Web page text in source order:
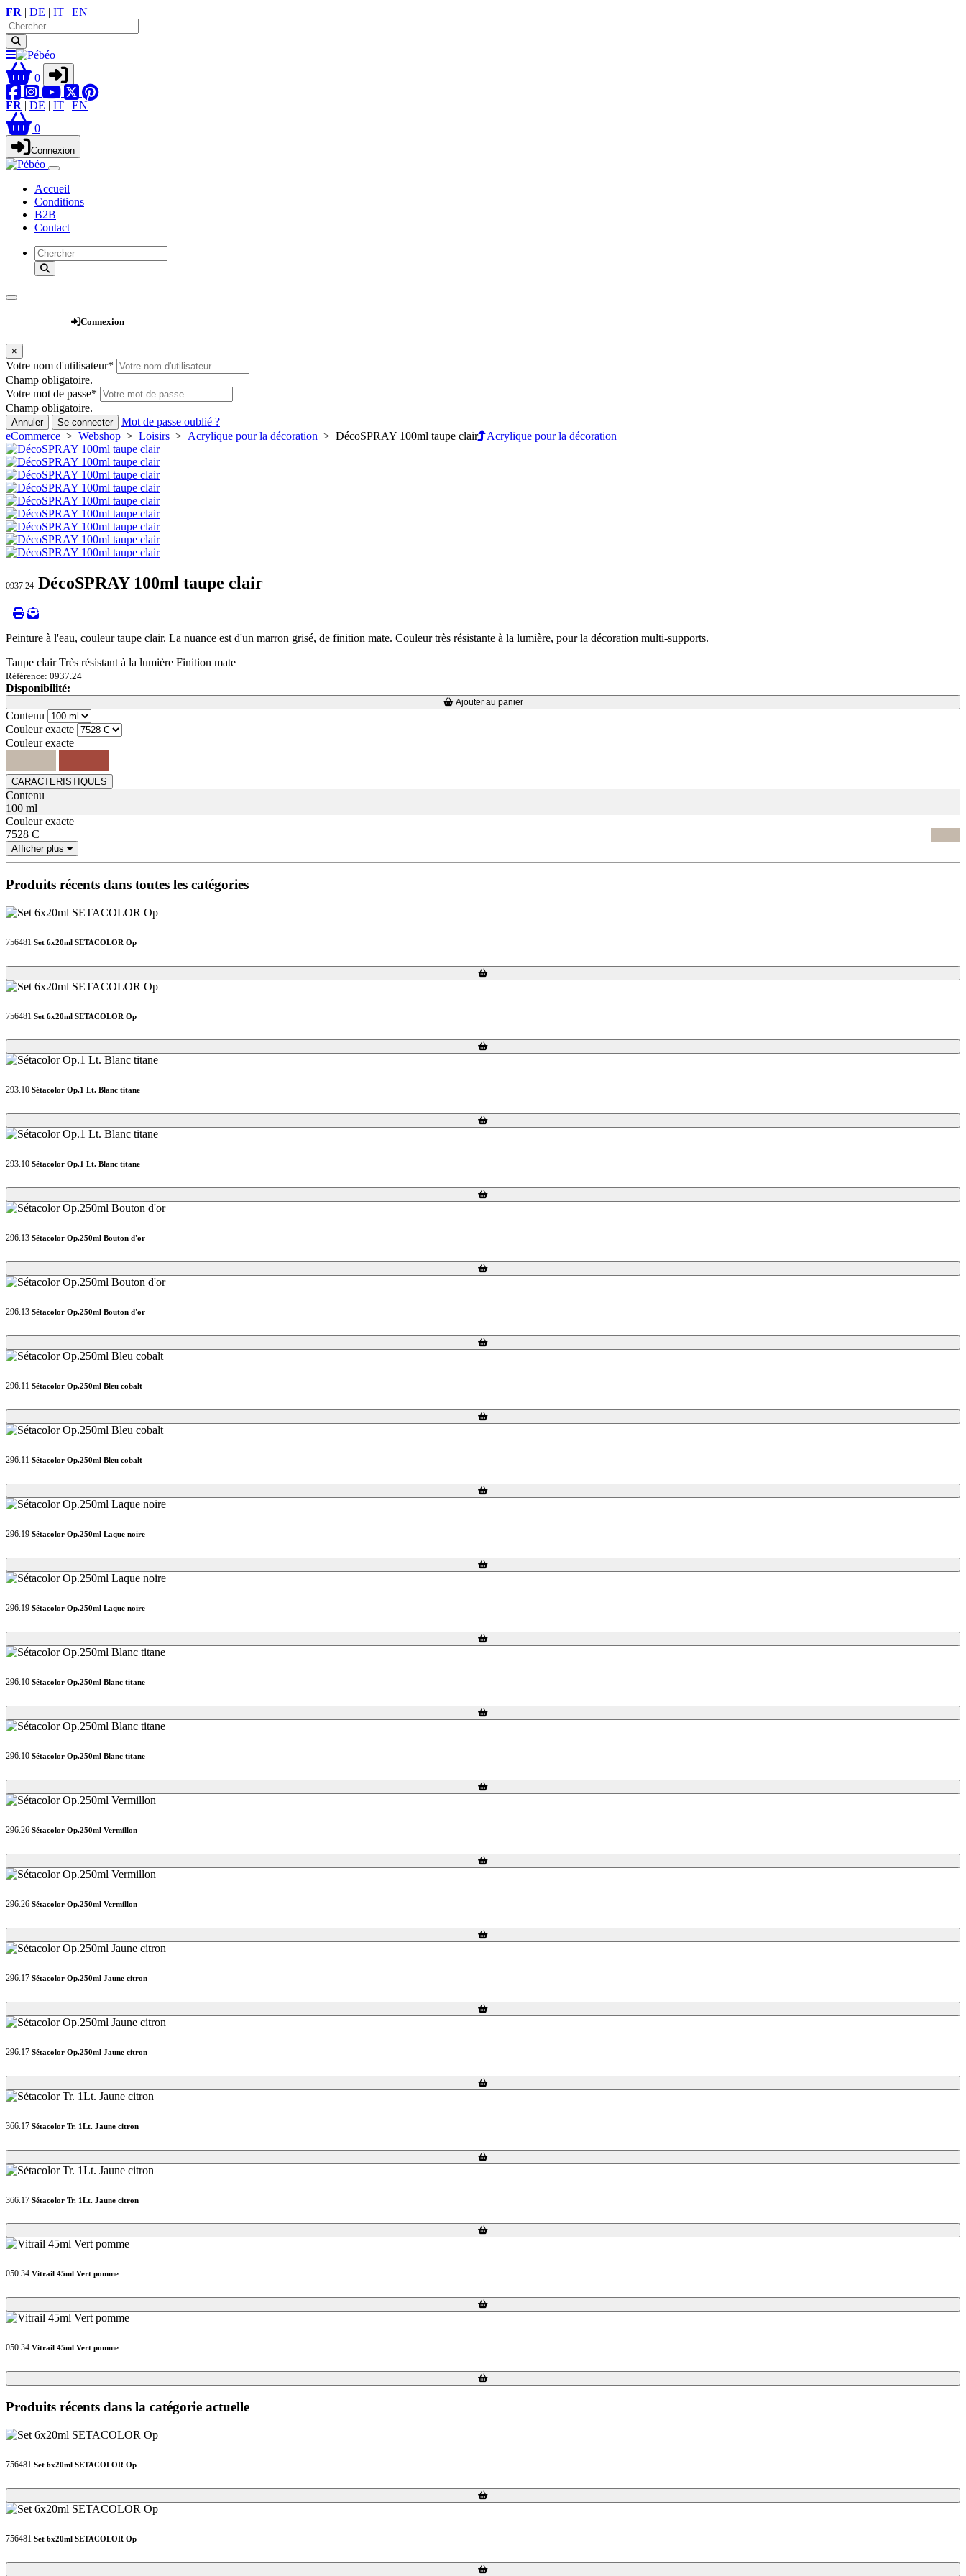
FR | DE | IT | EN
0
FR | DE | IT | EN
0
Connexion
Accueil
Conditions
B2B
Contact
Connexion
×
Votre nom d'utilisateur*
Champ obligatoire.
Votre mot de passe*
Champ obligatoire.
Annuler Se connecter
Mot de passe oublié ?
eCommerce > Webshop > Loisirs > Acrylique pour la décoration > DécoSPRAY 100ml taupe clair Acrylique pour la décoration
0937.24 DécoSPRAY 100ml taupe clair
Peinture à l'eau, couleur taupe clair. La nuance est d'un marron grisé, de finition mate. Couleur très résistante à la lumière, pour la décoration multi-supports.
Taupe clair Très résistant à la lumière Finition mate
Référence: 0937.24
Disponibilité:
Loading...
Loading... Ajouter au panier
Contenu
Couleur exacte
Couleur exacte
CARACTERISTIQUES
Contenu
100 ml
Couleur exacte
7528 C
Afficher plus
Produits récents dans toutes les catégories
756481 Set 6x20ml SETACOLOR Op
Loading...
Loading...
756481 Set 6x20ml SETACOLOR Op
Loading...
Loading...
293.10 Sétacolor Op.1 Lt. Blanc titane
Loading...
Loading...
293.10 Sétacolor Op.1 Lt. Blanc titane
Loading...
Loading...
296.13 Sétacolor Op.250ml Bouton d'or
Loading...
Loading...
296.13 Sétacolor Op.250ml Bouton d'or
Loading...
Loading...
296.11 Sétacolor Op.250ml Bleu cobalt
Loading...
Loading...
296.11 Sétacolor Op.250ml Bleu cobalt
Loading...
Loading...
296.19 Sétacolor Op.250ml Laque noire
Loading...
Loading...
296.19 Sétacolor Op.250ml Laque noire
Loading...
Loading...
296.10 Sétacolor Op.250ml Blanc titane
Loading...
Loading...
296.10 Sétacolor Op.250ml Blanc titane
Loading...
Loading...
296.26 Sétacolor Op.250ml Vermillon
Loading...
Loading...
296.26 Sétacolor Op.250ml Vermillon
Loading...
Loading...
296.17 Sétacolor Op.250ml Jaune citron
Loading...
Loading...
296.17 Sétacolor Op.250ml Jaune citron
Loading...
Loading...
366.17 Sétacolor Tr. 1Lt. Jaune citron
Loading...
Loading...
366.17 Sétacolor Tr. 1Lt. Jaune citron
Loading...
Loading...
050.34 Vitrail 45ml Vert pomme
Loading...
Loading...
050.34 Vitrail 45ml Vert pomme
Loading...
Loading...
Produits récents dans la catégorie actuelle
756481 Set 6x20ml SETACOLOR Op
Loading...
Loading...
756481 Set 6x20ml SETACOLOR Op
Loading...
Loading...